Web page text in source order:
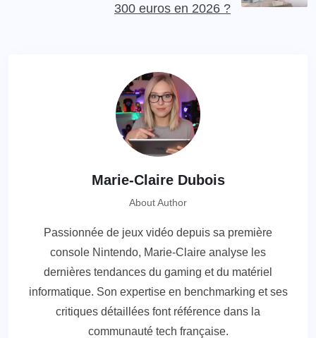
300 euros en 2026 ?
Marie-Claire Dubois
About Author
Passionnée de jeux vidéo depuis sa première
console Nintendo, Marie-Claire analyse les
dernières tendances du gaming et du matériel
informatique. Son expertise en benchmarking et ses
critiques détaillées font référence dans la
communauté tech française.